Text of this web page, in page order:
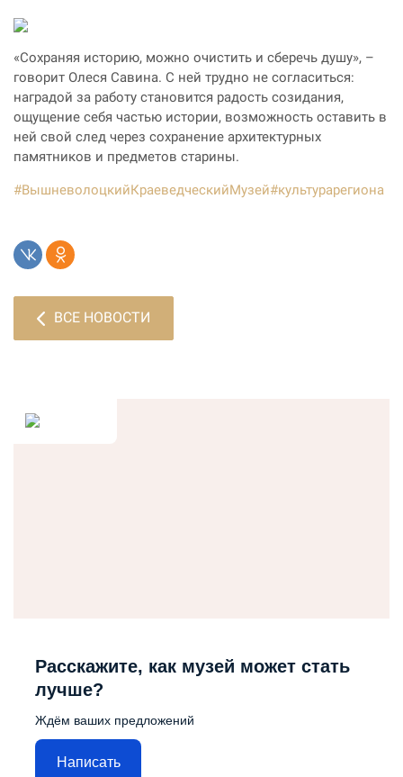
«Сохраняя историю, можно очистить и сберечь душу», –
говорит Олеся Савина. С ней трудно не согласиться:
наградой за работу становится радость созидания,
ощущение себя частью истории, возможность оставить в
ней свой след через сохранение архитектурных
памятников и предметов старины.
#ВышневолоцкийКраеведческийМузей#культурарегиона
ВСЕ НОВОСТИ
Расскажите, как музей может стать
лучше?
Ждём ваших предложений
Написать